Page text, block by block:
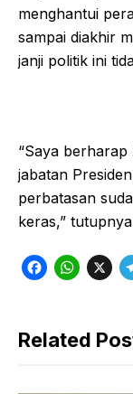
menghantui
sampai diakhir
janji politik ini
“Saya
jabatan
perbatasan
keras,”
F
e
W
t
X
T
e
Related